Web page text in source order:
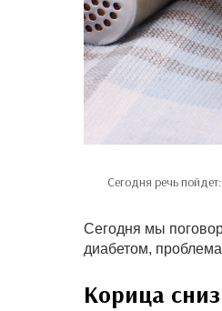
Сегодня речь пойдет:
Сегодня мы
диабетом,
Корица